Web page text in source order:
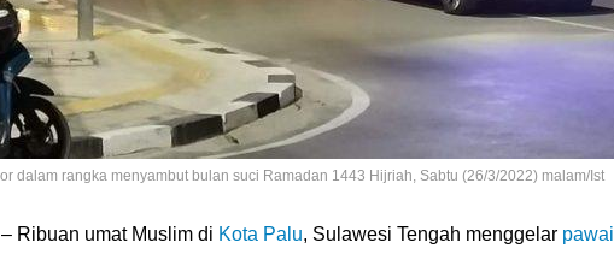
dalam rangka menyambut bulan suci Ramadan 1443 Hijriah, Sabtu (26/3/2022) malam/Ist
– Ribuan umat Muslim di Kota Palu, Sulawesi Tengah menggelar pawai